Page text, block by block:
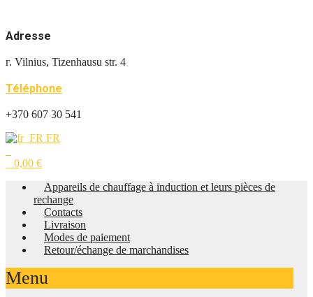
Adresse
г. Vilnius, Tizenhausu str. 4
Téléphone
+370 607 30 541
FR
0,00 €
Appareils de chauffage à induction et leurs pièces de
rechange
Contacts
Livraison
Modes de paiement
Retour/échange de marchandises
Menu